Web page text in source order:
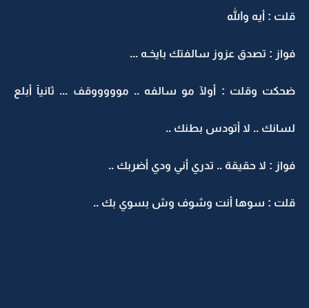
قلت : أيه والله
فواز : تصدق عزوز سالفتك بايخـه ...
ضحكت وقلت : أولآ مو سالفه .. موووووقف ... ثانيآ أبلع
لسانك .. لا أتودس بطنك ..
فواز : لا حقيقة .. تدري أني ودي أضربك ..
قلت : سوها أنت وشوف وش بسوي بك ..